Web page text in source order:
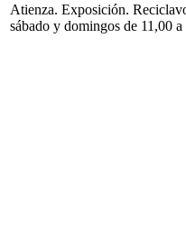
Atienza. Exposición.
sábado y domingos de 11,00